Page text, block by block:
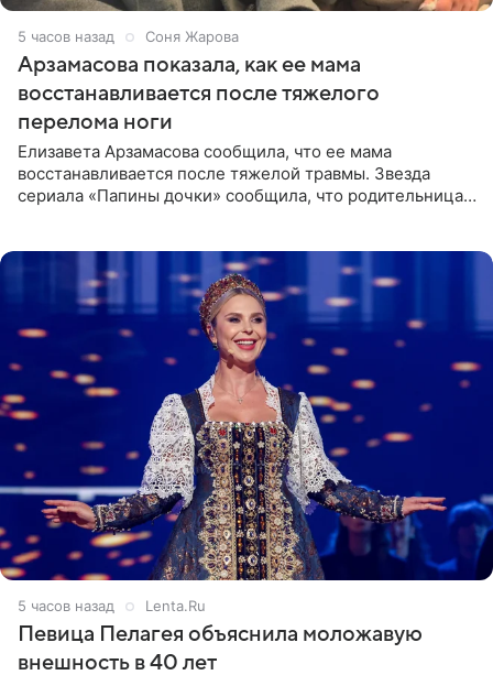
5 часов назад Соня Жарова
Арзамасова показала, как ее мама
восстанавливается после тяжелого
перелома ноги
Елизавета Арзамасова сообщила, что ее мама
восстанавливается после тяжелой травмы. Звезда
сериала «Папины дочки» сообщила, что родительница
5 часов назад Lenta.Ru
Певица Пелагея объяснила моложавую
внешность в 40 лет